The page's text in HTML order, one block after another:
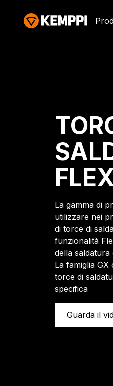
La gamma di
utilizzare nei
di torce di
funzionalità
della saldatura
La famiglia
torce di
specifica
Guarda il